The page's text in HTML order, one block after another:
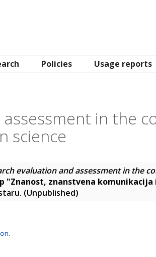
Policies Usage reports
in the
science
evaluation and assessment in the
"Znanost, znanstvena komunikacija
(Unpublished)
.